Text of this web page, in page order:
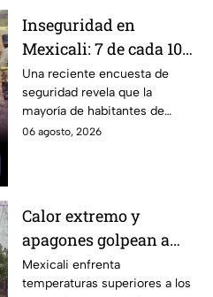
Inseguridad en
Mexicali: 7 de cada 10
habitantes sienten
temor de vivir en la
capital cachanilla
Una reciente encuesta de
seguridad revela que la
mayoría de habitantes de
Mexicali mantiene una
06 agosto, 2026
Calor extremo y
apagones golpean a
Mexicali; cachanillas
enfrentan riesgos por
Mexicali enfrenta
temperaturas superiores a los